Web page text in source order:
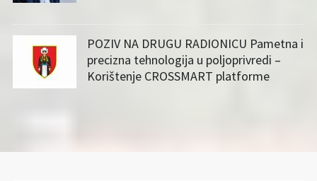
POZIV NA DRUGU RADIONICU Pametna i
precizna tehnologija u poljoprivredi –
Korištenje CROSSMART platforme